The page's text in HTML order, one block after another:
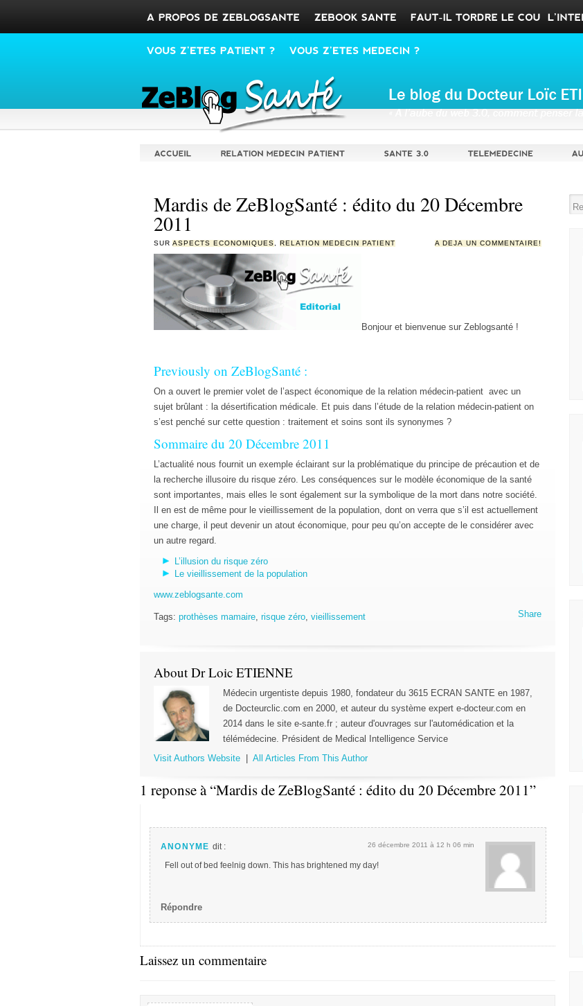
Mardis de ZeBlogSanté : édito du 20 Décembre
2011
SUR ASPECTS ECONOMIQUES RELATION MEDECIN PATIENT A DÉJÀ UN COMMENTAIRE!
Bonjour et bienvenue sur Zeblogsanté !
Previously on ZeBlogSanté :
On a ouvert le premier volet de l’aspect économique de la relation médecin-patient avec un
sujet brûlant : la désertification médicale. Et puis dans l’étude de la relation médecin-patient on
s’est penché sur cette question : traitement et soins sont ils synonymes ?
Sommaire du 20 Décembre 2011
L’actualité nous fournit un exemple éclairant sur la problématique du principe de précaution et de
la recherche illusoire du risque zéro. Les conséquences sur le modèle économique de la santé
sont importantes, mais elles le sont également sur la symbolique de la mort dans notre société.
Il en est de même pour le vieillissement de la population, dont on verra que s’il est actuellement
une charge, il peut devenir un atout économique, pour peu qu’on accepte de le considérer avec
un autre regard.
L’illusion du risque zéro
Le vieillissement de la population
www.zeblogsante.com
Share
Tags: prothèses mamaire, risque zéro, vieillissement
About Dr Loic ETIENNE
Médecin urgentiste depuis 1980, fondateur du 3615 ECRAN SANTE en 1987,
de Docteurclic.com en 2000, et auteur du système expert e-docteur.com en
2014 dans le site e-sante.fr ; auteur d'ouvrages sur l'automédication et la
télémédecine. Président de Medical Intelligence Service
Visit Authors Website
All Articles From This Author
1 reponse à “Mardis de ZeBlogSanté : édito du 20 Décembre 2011”
ANONYME dit : 26 décembre 2011 à 12 h 06 min
Fell out of bed feelnig down. This has brightened my day!
Répondre
Laissez un commentaire